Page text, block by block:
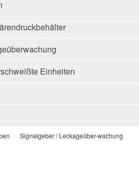
Einheiten
Signalgeber / Leckageüber-wachung